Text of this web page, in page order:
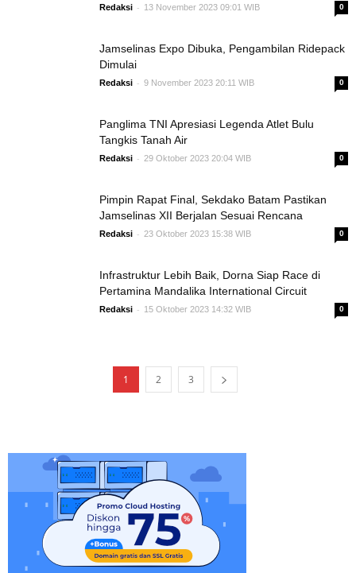
Redaksi - 13 November 2023 09:01 WIB 0
Jamselinas Expo Dibuka, Pengambilan Ridepack
Dimulai
Redaksi - 9 November 2023 20:11 WIB 0
Panglima TNI Apresiasi Legenda Atlet Bulu
Tangkis Tanah Air
Redaksi - 29 Oktober 2023 20:04 WIB 0
Pimpin Rapat Final, Sekdako Batam Pastikan
Jamselinas XII Berjalan Sesuai Rencana
Redaksi - 23 Oktober 2023 15:38 WIB 0
Infrastruktur Lebih Baik, Dorna Siap Race di
Pertamina Mandalika International Circuit
Redaksi - 15 Oktober 2023 14:32 WIB 0
1 2 3